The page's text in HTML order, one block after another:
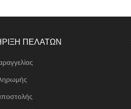
ΠΕΛΑΤΩΝ